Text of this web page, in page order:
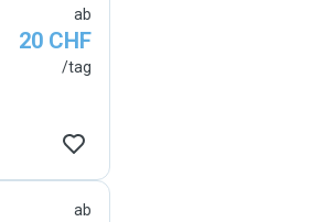
ab
20 CHF
/tag
ab